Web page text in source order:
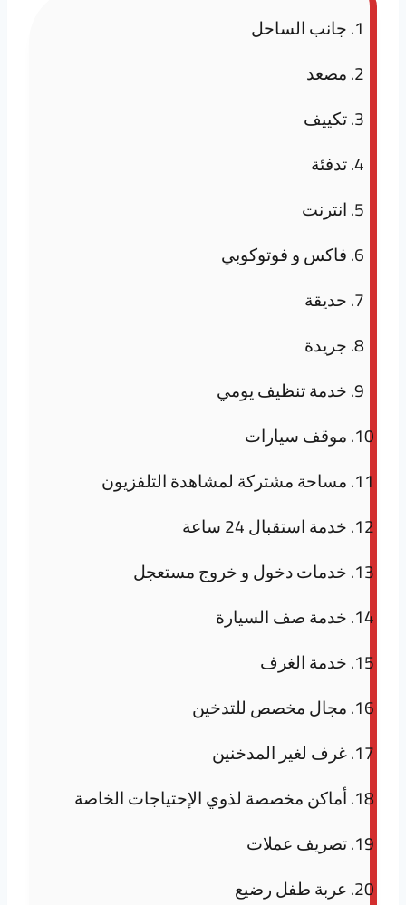
جانب الساحل
مصعد
تكييف
تدفئة
انترنت
فاكس و فوتوكوبي
حديقة
جريدة
خدمة تنظيف يومي
موقف سيارات
مساحة مشتركة لمشاهدة التلفزيون
خدمة استقبال 24 ساعة
خدمات دخول و خروج مستعجل
خدمة صف السيارة
خدمة الغرف
مجال مخصص للتدخين
غرف لغير المدخنين
أماكن مخصصة لذوي الإحتياجات الخاصة
تصريف عملات
عربة طفل رضيع